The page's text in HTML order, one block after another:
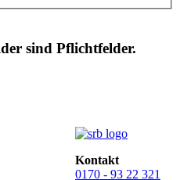
sind Pflichtfelder.
Kontakt
0170 - 93 22 321